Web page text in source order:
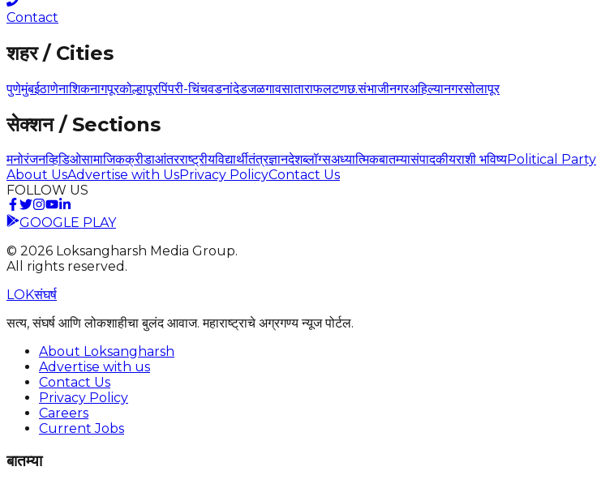
Contact
शहर / Cities
पुणेमुंबईठाणेनाशिकनागपूरकोल्हापूरपिंपरी-चिंचवडनांदेडजळगावसाताराफलटणछ.संभाजीनगरअहिल्यानगरसोलापूर
सेक्शन / Sections
मनोरंजनव्हिडिओसामाजिकक्रीडाआंतरराष्ट्रीयविद्यार्थीतंत्रज्ञानदेशब्लॉग्सअध्यात्मिकबातम्यासंपादकीयराशी भविष्यPolitical Party
About UsAdvertise with UsPrivacy PolicyContact Us
FOLLOW US
GOOGLE PLAY
© 2026 Loksangharsh Media Group.
All rights reserved.
LOKसंघर्ष
सत्य, संघर्ष आणि लोकशाहीचा बुलंद आवाज. महाराष्ट्राचे अग्रगण्य न्यूज पोर्टल.
About Loksangharsh
Advertise with us
Contact Us
Privacy Policy
Careers
Current Jobs
बातम्या